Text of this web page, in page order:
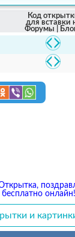
Код
для вставки
Форумы |
онлайн!
и